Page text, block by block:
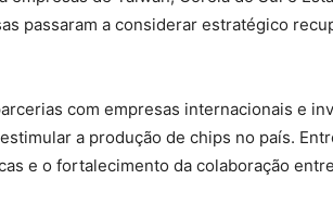
passaram a considerar estratégico
com empresas internacionais e
a produção de chips no país.
e o fortalecimento da colaboração